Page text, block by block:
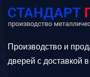
Производство и
дверей с доставкой